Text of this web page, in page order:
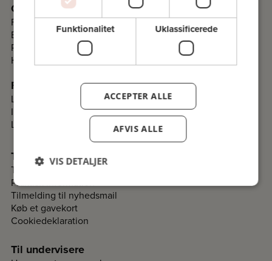
Om Folkeuniversitetet
Fakta
Bestyrelse
Programråd
Historie
Folkeuniversitetskomitéer
Lav en komité i dit lokalområde
Information til komiteer
Login til komitéer
Til deltagere
Tilmelding og betaling
Praktisk information
Tilmelding til nyhedsmail
Køb et gavekort
Cookiedeklaration
Til undervisere
Funktionalitet Uklassificerede
ACCEPTER ALLE
AFVIS ALLE
VIS DETALJER